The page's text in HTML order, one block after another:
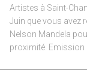
Artistes à Saint-
Juin que vous avez
Nelson Mandela
proximité. Emission